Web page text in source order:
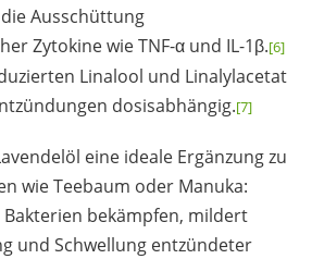
Ausschüttung
Zytokine wie TNF-α und IL-1β.[6]
Linalool und Linalylacetat
dosisabhängig.[7]
eine ideale Ergänzung zu
wie Teebaum oder Manuka:
bekämpfen, mildert
und Schwellung entzündeter